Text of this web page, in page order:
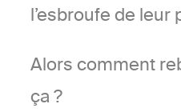
l’esbroufe de leur
Alors comment
ça ?